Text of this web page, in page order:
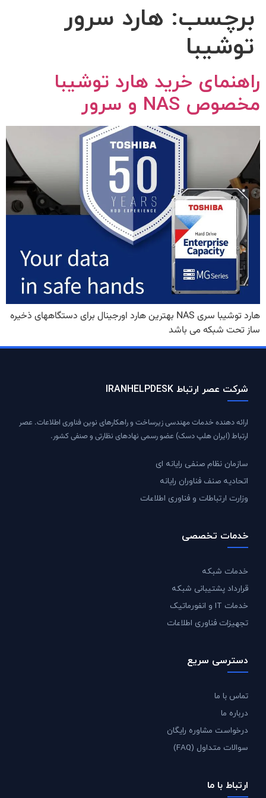
برچسب: هارد سرور
توشیبا
راهنمای خرید هارد توشیبا
مخصوص NAS و سرور
هارد توشیبا سری NAS بهترین هارد اورجینال برای دستگاههای ذخیره
ساز تحت شبکه می باشد
شرکت عصر ارتباط IRANHELPDESK
ارائه دهنده خدمات مهندسی زیرساخت و راهکارهای نوین فناوری اطلاعات. عصر
ارتباط (ایران هلپ دسک) عضو رسمی نهادهای نظارتی و صنفی کشور.
سازمان نظام صنفی رایانه ای
اتحادیه صنف فناوران رایانه
وزارت ارتباطات و فناوری اطلاعات
خدمات تخصصی
خدمات شبکه
قرارداد پشتیبانی شبکه
خدمات IT و انفورماتیک
تجهیزات فناوری اطلاعات
دسترسی سریع
تماس با ما
درباره ما
درخواست مشاوره رایگان
سوالات متداول (FAQ)
ارتباط با ما